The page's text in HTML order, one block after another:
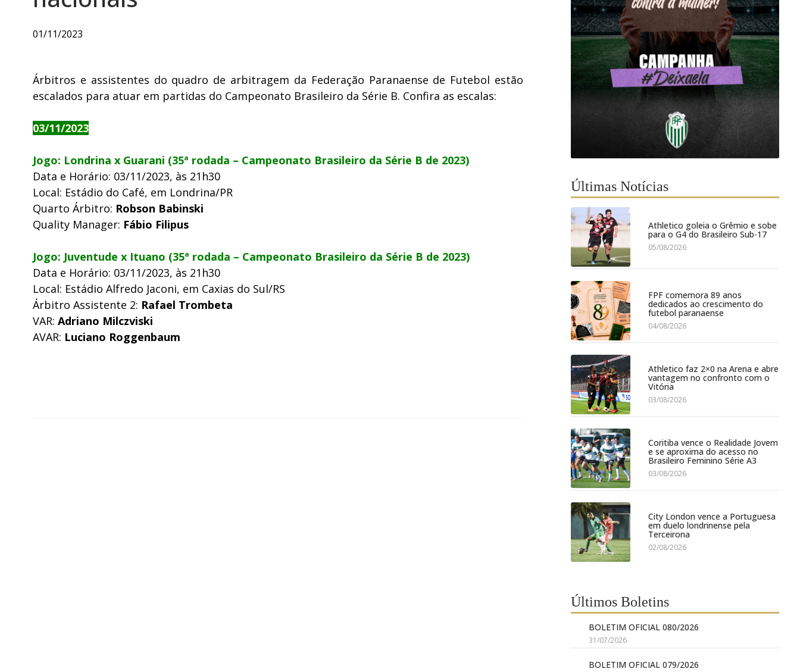
01/11/2023
Árbitros e assistentes do quadro de arbitragem da Federação Paranaense de Futebol estão
escalados para atuar em partidas do Campeonato Brasileiro da Série B. Confira as escalas:
03/11/2023
Jogo: Londrina x Guarani (35ª rodada – Campeonato Brasileiro da Série B de 2023)
Data e Horário: 03/11/2023, às 21h30
Local: Estádio do Café, em Londrina/PR
Quarto Árbitro: Robson Babinski
Quality Manager: Fábio Filipus
Jogo: Juventude x Ituano (35ª rodada – Campeonato Brasileiro da Série B de 2023)
Data e Horário: 03/11/2023, às 21h30
Local: Estádio Alfredo Jaconi, em Caxias do Sul/RS
Árbitro Assistente 2: Rafael Trombeta
VAR: Adriano Milczviski
AVAR: Luciano Roggenbaum
Últimas Notícias
Athletico goleia o Grêmio e sobe
para o G4 do Brasileiro Sub-17
05/08/2026
FPF comemora 89 anos
dedicados ao crescimento do
futebol paranaense
04/08/2026
Athletico faz 2×0 na Arena e abre
vantagem no confronto com o
Vitória
03/08/2026
Coritiba vence o Realidade Jovem
e se aproxima do acesso no
Brasileiro Feminino Série A3
03/08/2026
City London vence a Portuguesa
em duelo londrinense pela
Terceirona
02/08/2026
Últimos Boletins
BOLETIM OFICIAL 080/2026
31/07/2026
BOLETIM OFICIAL 079/2026